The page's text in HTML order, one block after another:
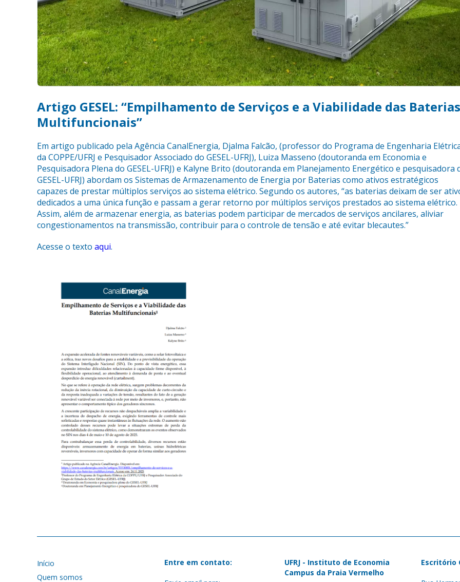
Artigo GESEL: “Empilhamento de Serviços e a Viabilidade das Baterias
Multifuncionais”
Em artigo publicado pela Agência CanalEnergia, Djalma Falcão, (professor do Programa de Engenharia
da COPPE/UFRJ e Pesquisador Associado do GESEL-UFRJ), Luiza Masseno (doutoranda em Economia e
Pesquisadora Plena do GESEL-UFRJ) e Kalyne Brito (doutoranda em Planejamento Energético e pesquisadora
GESEL-UFRJ) abordam os Sistemas de Armazenamento de Energia por Baterias como ativos estratégicos
capazes de prestar múltiplos serviços ao sistema elétrico. Segundo os autores, “as baterias deixam de ser
dedicados a uma única função e passam a gerar retorno por múltiplos serviços prestados ao sistema elétrico.
Assim, além de armazenar energia, as baterias podem participar de mercados de serviços ancilares, aliviar
congestionamentos na transmissão, contribuir para o controle de tensão e até evitar blecautes.”
Acesse o texto aqui.
Início
Quem somos
Entre em contato:
UFRJ - Instituto de Economia
Campus da Praia Vermelho
Escritório